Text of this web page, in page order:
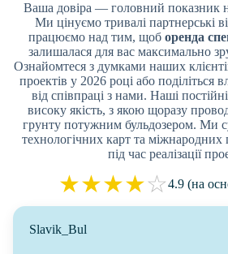
Ваша довіра — головний показник
Ми цінуємо тривалі партнерські
працюємо над тим, щоб оренда
залишалася для вас максимально
Ознайомтеся з думками наших
проектів у 2026 році або
від співпраці з нами. Наші
високу якість, з якою щоразу
грунту потужним бульдозером. Ми
технологічних карт та міжнародних
під час реалізації
★★★★☆4.9 (на
Slavik_Bul